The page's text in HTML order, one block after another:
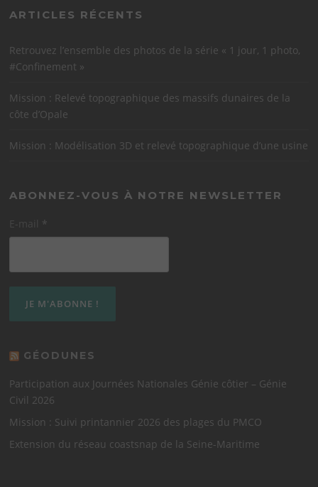
ARTICLES RÉCENTS
Retrouvez l’ensemble des photos de la série « 1 jour, 1 photo,
#Confinement »
Mission : Relevé topographique des massifs dunaires de la
côte d’Opale
Mission : Modélisation 3D et relevé topographique d’une usine
ABONNEZ-VOUS À NOTRE NEWSLETTER
E-mail *
GÉODUNES
Participation aux Journées Nationales Génie côtier – Génie
Civil 2026
Mission : Suivi printannier 2026 des plages du PMCO
Extension du réseau coastsnap de la Seine-Maritime